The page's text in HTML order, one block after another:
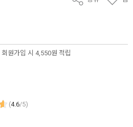
회원가입 시 4,550원 적립
(4.6/5)